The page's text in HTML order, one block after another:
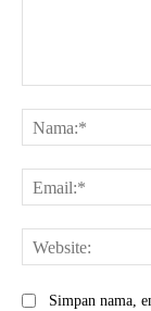
Simpan nama,